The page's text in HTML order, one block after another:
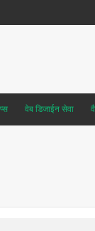
वेब डिजाईन सेवा